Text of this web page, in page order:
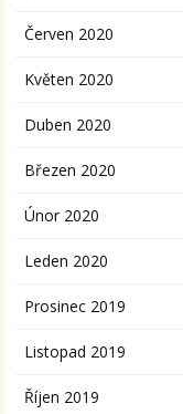
Červen 2020
Květen 2020
Duben 2020
Březen 2020
Únor 2020
Leden 2020
Prosinec 2019
Listopad 2019
Říjen 2019